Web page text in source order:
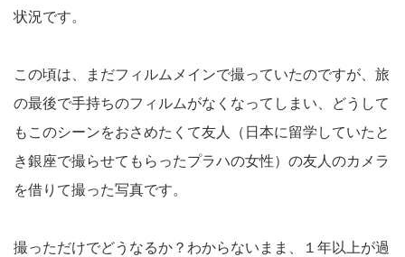
状況です。
この頃は、まだフィルムメインで撮っていたのですが、旅
の最後で手持ちのフィルムがなくなってしまい、どうして
もこのシーンをおさめたくて友人（日本に留学していたと
き銀座で撮らせてもらったプラハの女性）の友人のカメラ
を借りて撮った写真です。
撮っただけでどうなるか？わからないまま、１年以上が過